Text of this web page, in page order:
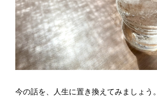
今の話を、人生に置き換えてみましょう。